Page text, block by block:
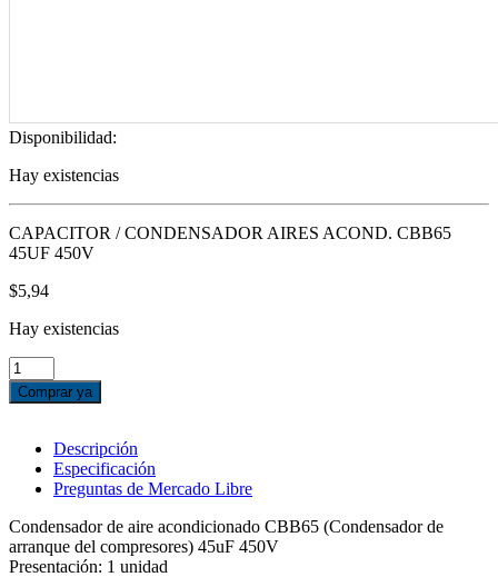
Disponibilidad:
Hay existencias
CAPACITOR / CONDENSADOR AIRES ACOND. CBB65
45UF 450V
$5,94
Hay existencias
CAPACITOR
/
CONDENSADOR
ACOND.
CBB65
45UF
cantidad
Comprar ya
Descripción
Especificación
Preguntas de Mercado Libre
Condensador de aire acondicionado CBB65 (Condensador de
arranque del compresores) 45uF 450V
Presentación: 1 unidad